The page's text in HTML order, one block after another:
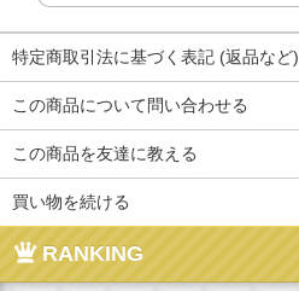
特定商取引法に基づく表記 (返品など)
この商品について問い合わせる
この商品を友達に教える
買い物を続ける
RANKING